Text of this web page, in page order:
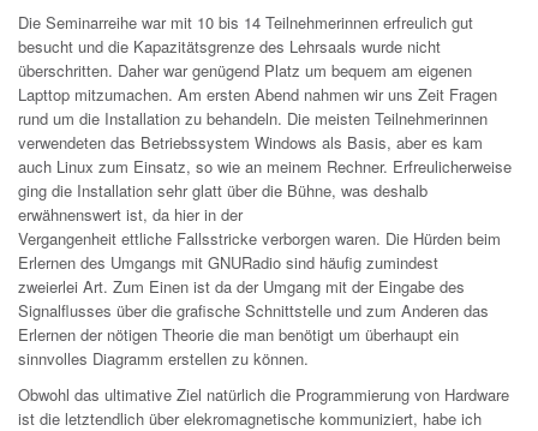
Die Seminarreihe war mit 10 bis 14 Teilnehmerinnen erfreulich gut
besucht und die Kapazitätsgrenze des Lehrsaals wurde nicht
überschritten. Daher war genügend Platz um bequem am eigenen
Lapttop mitzumachen. Am ersten Abend nahmen wir uns Zeit Fragen
rund um die Installation zu behandeln. Die meisten Teilnehmerinnen
verwendeten das Betriebssystem Windows als Basis, aber es kam
auch Linux zum Einsatz, so wie an meinem Rechner. Erfreulicherweise
ging die Installation sehr glatt über die Bühne, was deshalb
erwähnenswert ist, da hier in der
Vergangenheit ettliche Fallsstricke verborgen waren. Die Hürden beim
Erlernen des Umgangs mit GNURadio sind häufig zumindest
zweierlei Art. Zum Einen ist da der Umgang mit der Eingabe des
Signalflusses über die grafische Schnittstelle und zum Anderen das
Erlernen der nötigen Theorie die man benötigt um überhaupt ein
sinnvolles Diagramm erstellen zu können.
Obwohl das ultimative Ziel natürlich die Programmierung von Hardware
ist die letztendlich über elekromagnetische kommuniziert, habe ich